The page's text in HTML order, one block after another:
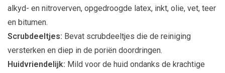
alkyd- en nitroverven, opgedroogde latex, inkt, olie, vet, teer
en bitumen.
Scrubdeeltjes: Bevat scrubdeeltjes die de reiniging
versterken en diep in de poriën doordringen.
Huidvriendelijk: Mild voor de huid ondanks de krachtige